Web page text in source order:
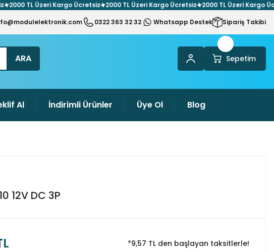
2000 TL Üzeri Kargo Ücretsiz 2000 TL Üzeri Kargo Ücretsiz 2000 TL Üzeri Kargo
0322 363 32 32 Whatsapp Destek Sipariş Takibi
ARA Sepetim
Al İndirimli Ürünler Üye Ol Blog
12V DC 3P
*9,57 TL den başlayan taksitlerle!